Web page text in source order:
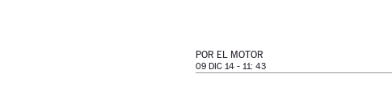
POR EL MOTOR
09 DIC 14 - 11: 43